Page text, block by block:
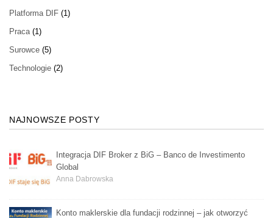
Platforma DIF (1)
Praca (1)
Surowce (5)
Technologie (2)
NAJNOWSZE POSTY
Integracja DIF Broker z BiG – Banco de Investimento
Global
Anna Dabrowska
Konto maklerskie dla fundacji rodzinnej – jak otworzyć